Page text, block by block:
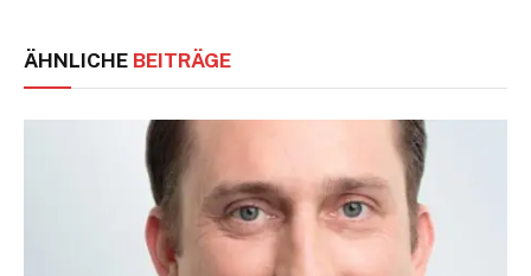
ÄHNLICHE BEITRÄGE